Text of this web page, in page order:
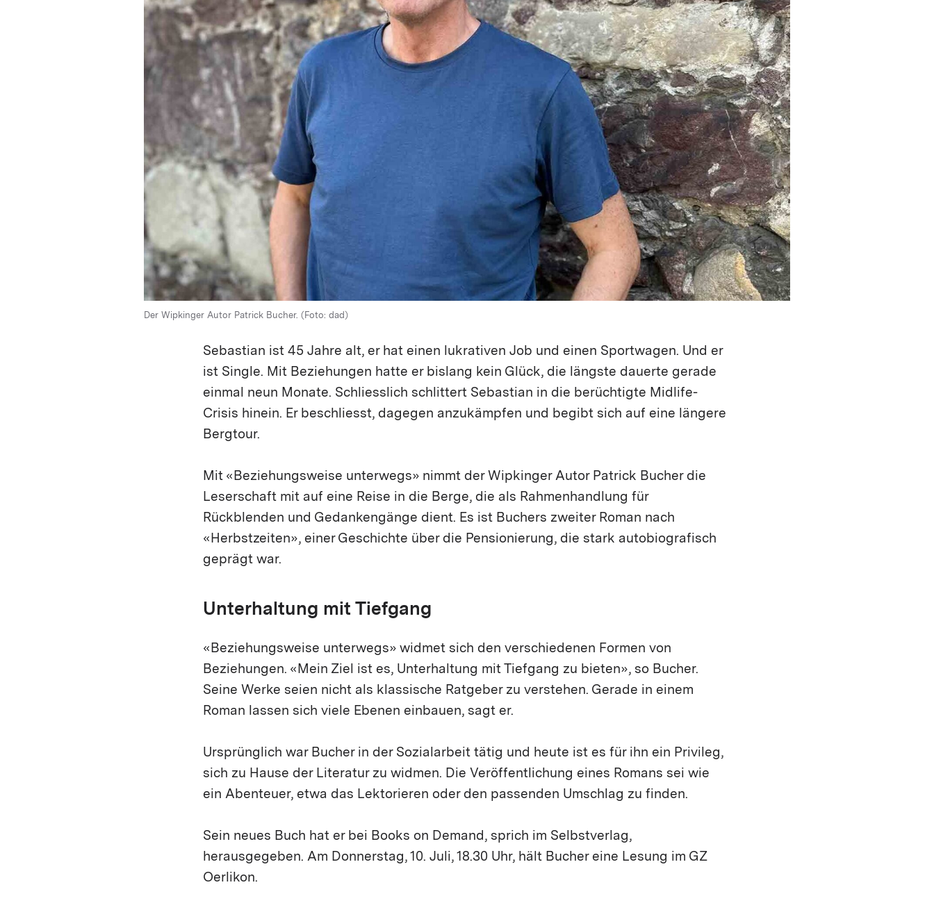
Der Wipkinger Autor Patrick Bucher. (Foto: dad)
Sebastian ist 45 Jahre alt, er hat einen lukrativen Job und einen Sportwagen. Und er
ist Single. Mit Beziehungen hatte er bislang kein Glück, die längste dauerte gerade
einmal neun Monate. Schliesslich schlittert Sebastian in die berüchtigte Midlife-
Crisis hinein. Er beschliesst, dagegen anzukämpfen und begibt sich auf eine längere
Bergtour.
Mit «Beziehungsweise unterwegs» nimmt der Wipkinger Autor Patrick Bucher die
Leserschaft mit auf eine Reise in die Berge, die als Rahmenhandlung für
Rückblenden und Gedankengänge dient. Es ist Buchers zweiter Roman nach
«Herbstzeiten», einer Geschichte über die Pensionierung, die stark autobiografisch
geprägt war.
Unterhaltung mit Tiefgang
«Beziehungsweise unterwegs» widmet sich den verschiedenen Formen von
Beziehungen. «Mein Ziel ist es, Unterhaltung mit Tiefgang zu bieten», so Bucher.
Seine Werke seien nicht als klassische Ratgeber zu verstehen. Gerade in einem
Roman lassen sich viele Ebenen einbauen, sagt er.
Ursprünglich war Bucher in der Sozialarbeit tätig und heute ist es für ihn ein Privileg,
sich zu Hause der Literatur zu widmen. Die Veröffentlichung eines Romans sei wie
ein Abenteuer, etwa das Lektorieren oder den passenden Umschlag zu finden.
Sein neues Buch hat er bei Books on Demand, sprich im Selbstverlag,
herausgegeben. Am Donnerstag, 10. Juli, 18.30 Uhr, hält Bucher eine Lesung im GZ
Oerlikon.